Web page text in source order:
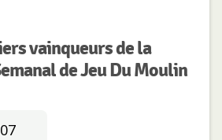
vainqueurs de la
de Jeu Du Moulin